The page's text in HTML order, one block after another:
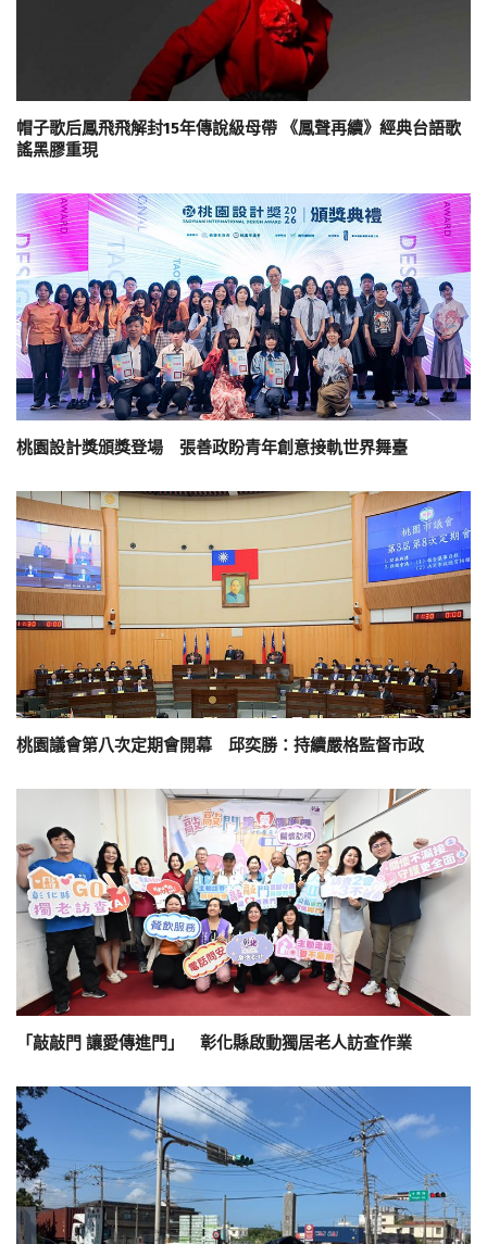
帽子歌后鳳飛飛解封15年傳說級母帶 《鳳聲再續》經典台語歌
謠黑膠重現
桃園設計獎頒獎登場 張善政盼青年創意接軌世界舞臺
桃園議會第八次定期會開幕 邱奕勝：持續嚴格監督市政
「敲敲門 讓愛傳進門」 彰化縣啟動獨居老人訪查作業